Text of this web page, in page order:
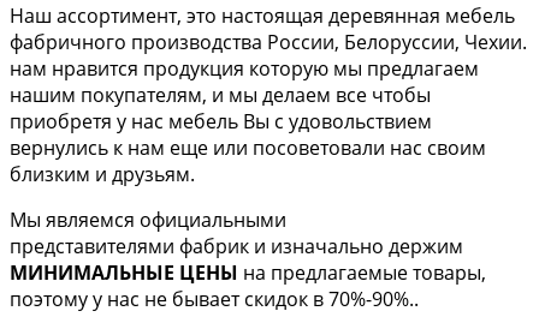
Наш ассортимент, это настоящая деревянная мебель
фабричного производства России, Белоруссии, Чехии.
нам нравится продукция которую мы предлагаем
нашим покупателям, и мы делаем все чтобы
приобретя у нас мебель Вы с удовольствием
вернулись к нам еще или посоветовали нас своим
близким и друзьям.
Мы являемся официальными
представителями фабрик и изначально держим
МИНИМАЛЬНЫЕ ЦЕНЫ на предлагаемые товары,
поэтому у нас не бывает скидок в 70%-90%..